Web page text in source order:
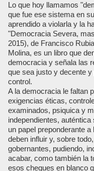
Lo que hoy llamamos
que fue ese sistema en
aprendido a violarla y la
"Democracia Severa,
2015), de Francisco
Molina, es un libro que
democracia y señala las
que sea justo y decente
control.
A la democracia le faltan
exigencias éticas,
examinados, psiquica y
independientes,
un papel preponderante
deben influir y, sobre
gobernantes, pudiendo,
acabar, como también la
esos cheques en blanco